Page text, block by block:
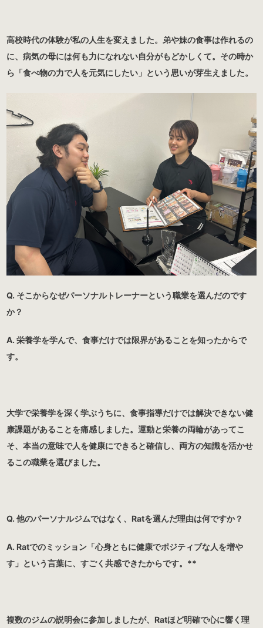
高校時代の体験が私の人生を変えました。弟や妹の食事は作れるの
に、病気の母には何も力になれない自分がもどかしくて。その時か
ら「食べ物の力で人を元気にしたい」という思いが芽生えました。
Q. そこからなぜパーソナルトレーナーという職業を選んだのです
か？
A. 栄養学を学んで、食事だけでは限界があることを知ったからで
す。
大学で栄養学を深く学ぶうちに、食事指導だけでは解決できない健
康課題があることを痛感しました。運動と栄養の両輪があってこ
そ、本当の意味で人を健康にできると確信し、両方の知識を活かせ
るこの職業を選びました。
Q. 他のパーソナルジムではなく、Ratを選んだ理由は何ですか？
A. Ratでのミッション「心身ともに健康でポジティブな人を増や
す」という言葉に、すごく共感できたからです。**
複数のジムの説明会に参加しましたが、Ratほど明確で心に響く理